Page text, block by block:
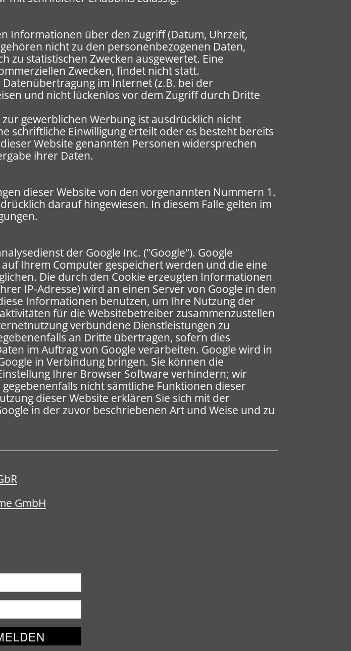
Informationen über den Zugriff (Datum, Uhrzeit,
nicht zu den personenbezogenen Daten,
zu statistischen Zwecken ausgewertet. Eine
Zwecken, findet nicht statt.
im Internet (z.B. bei der
und nicht lückenlos vor dem Zugriff durch Dritte
gewerblichen Werbung ist ausdrücklich nicht
schriftliche Einwilligung erteilt oder es besteht bereits
Website genannten Personen widersprechen
ihrer Daten.
dieser Website von den vorgenannten Nummern 1.
darauf hingewiesen. In diesem Falle gelten im
der Google Inc. ("Google"). Google
Ihrem Computer gespeichert werden und die eine
Die durch den Cookie erzeugten Informationen
IP-Adresse) wird an einen Server von Google in den
Informationen benutzen, um Ihre Nutzung der
für die Websitebetreiber zusammenzustellen
verbundene Dienstleistungen zu
an Dritte übertragen, sofern dies
im Auftrag von Google verarbeiten. Google wird in
in Verbindung bringen. Sie können die
Ihrer Browser Software verhindern; wir
nicht sämtliche Funktionen dieser
dieser Website erklären Sie sich mit der
in der zuvor beschriebenen Art und Weise und zu
GmbH